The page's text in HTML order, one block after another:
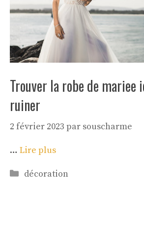
Trouver la robe de mariee
ruiner
2 février 2023 par souscharme
… Lire plus
Catégories
décoration